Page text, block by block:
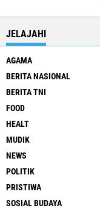
JELAJAHI
AGAMA
BERITA NASIONAL
BERITA TNI
FOOD
HEALT
MUDIK
NEWS
POLITIK
PRISTIWA
SOSIAL BUDAYA